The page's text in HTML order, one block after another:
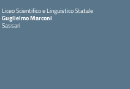
Liceo Scientifico e Linguistico Statale
Guglielmo Marconi
Sassari